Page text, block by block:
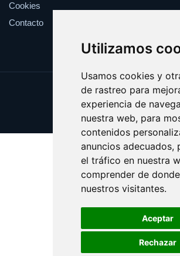
Utilizamos
Usamos cookies y
de rastreo para
experiencia de
nuestra web, para
contenidos
anuncios adecuados,
el tráfico en nuestra
comprender de
nuestros visitantes.
Aceptar
Rechazar
Cookies
Contacto
Update cookies
Copyright © 2025